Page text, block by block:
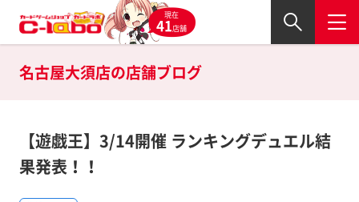
現在
41店舗
名古屋大須店の店舗ブログ
【遊戯王】3/14開催 ランキングデュエル結
果発表！！